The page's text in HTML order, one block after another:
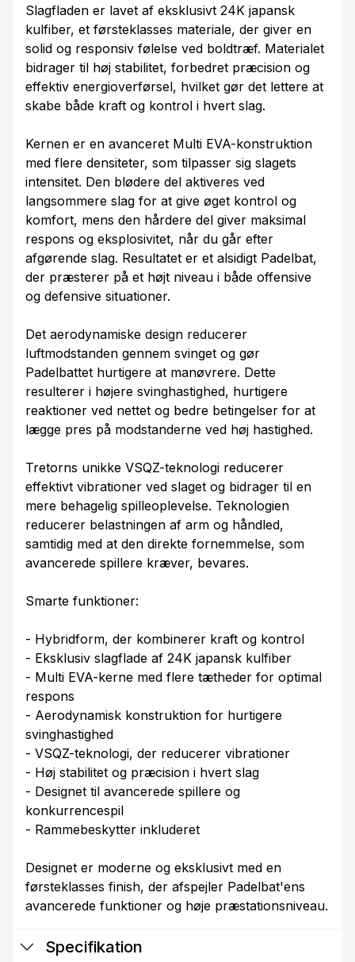
Slagfladen er lavet af eksklusivt 24K japansk
kulfiber, et førsteklasses materiale, der giver en
solid og responsiv følelse ved boldtræf. Materialet
bidrager til høj stabilitet, forbedret præcision og
effektiv energioverførsel, hvilket gør det lettere at
skabe både kraft og kontrol i hvert slag.
Kernen er en avanceret Multi EVA-konstruktion
med flere densiteter, som tilpasser sig slagets
intensitet. Den blødere del aktiveres ved
langsommere slag for at give øget kontrol og
komfort, mens den hårdere del giver maksimal
respons og eksplosivitet, når du går efter
afgørende slag. Resultatet er et alsidigt Padelbat,
der præsterer på et højt niveau i både offensive
og defensive situationer.
Det aerodynamiske design reducerer
luftmodstanden gennem svinget og gør
Padelbattet hurtigere at manøvrere. Dette
resulterer i højere svinghastighed, hurtigere
reaktioner ved nettet og bedre betingelser for at
lægge pres på modstanderne ved høj hastighed.
Tretorns unikke VSQZ-teknologi reducerer
effektivt vibrationer ved slaget og bidrager til en
mere behagelig spilleoplevelse. Teknologien
reducerer belastningen af arm og håndled,
samtidig med at den direkte fornemmelse, som
avancerede spillere kræver, bevares.
Smarte funktioner:
- Hybridform, der kombinerer kraft og kontrol
- Eksklusiv slagflade af 24K japansk kulfiber
- Multi EVA-kerne med flere tætheder for optimal
respons
- Aerodynamisk konstruktion for hurtigere
svinghastighed
- VSQZ-teknologi, der reducerer vibrationer
- Høj stabilitet og præcision i hvert slag
- Designet til avancerede spillere og
konkurrencespil
- Rammebeskytter inkluderet
Designet er moderne og eksklusivt med en
førsteklasses finish, der afspejler Padelbat'ens
avancerede funktioner og høje præstationsniveau.
Specifikation